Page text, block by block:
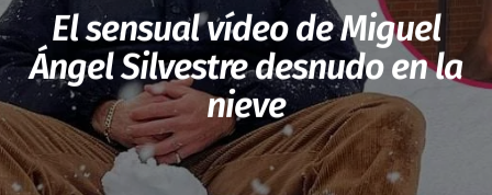
El sensual vídeo de Miguel
Ángel Silvestre desnudo en la
nieve